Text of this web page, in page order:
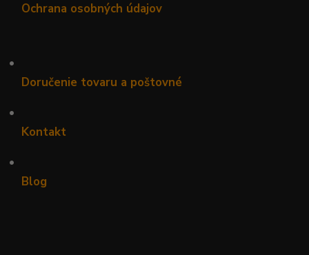
Ochrana osobných údajov
•
Doručenie tovaru a poštovné
•
Kontakt
•
Blog